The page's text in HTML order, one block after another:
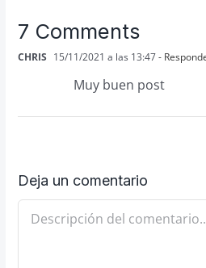
7 Comments
CHRIS 15/11/2021 a las 13:47-
Muy buen post
Deja un comentario
Comentario